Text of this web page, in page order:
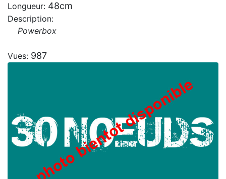
Longueur: 48cm
Description:
Powerbox
Vues: 987